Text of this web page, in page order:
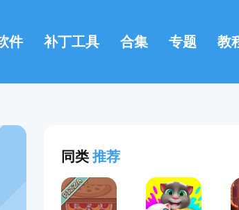
件 补丁工具 合集 专题 教
同类 推荐